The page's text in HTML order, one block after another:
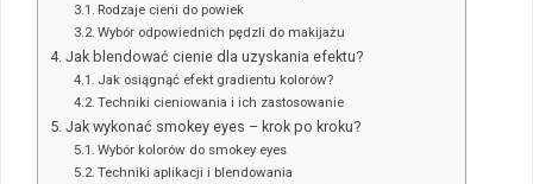
Rodzaje cieni do powiek
Wybór odpowiednich pędzli do makijażu
Jak blendować cienie dla uzyskania efektu?
Jak osiągnąć efekt gradientu kolorów?
Techniki cieniowania i ich zastosowanie
Jak wykonać smokey eyes – krok po kroku?
Wybór kolorów do smokey eyes
Techniki aplikacji i blendowania